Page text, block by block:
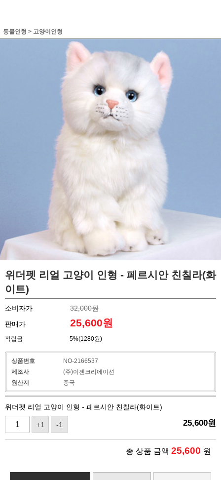
동물인형 > 고양이인형
위더펫 리얼 고양이 인형 - 페르시안 친칠라(화
이트)
소비자가
32,000원
판매가
25,600원
적립금 5%(1280원)
상품번호
NO-2166537
제조사
(주)이젠크리에이션
원산지
중국
위더펫 리얼 고양이 인형 - 페르시안 친칠라(화이트)
+1 -1 25,600원
총 상품 금액 25,600 원